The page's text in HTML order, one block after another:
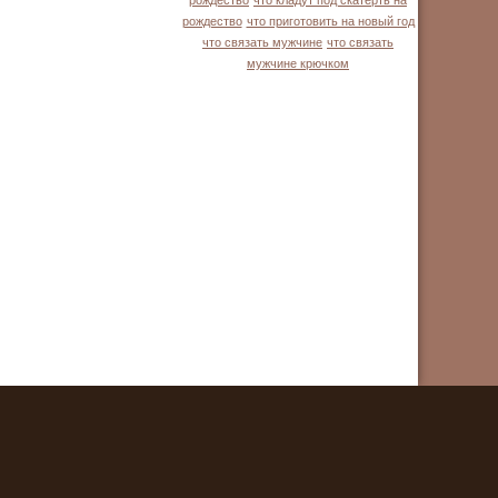
рождество что приготовить на новый год
что связать мужчине что связать
мужчине крючком